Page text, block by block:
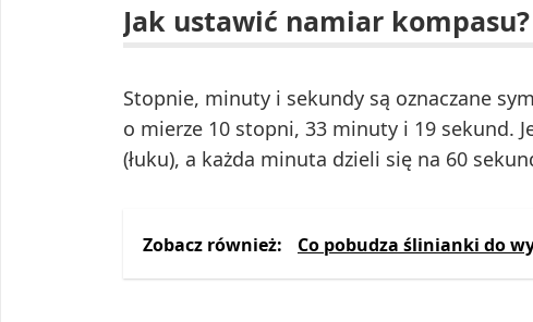
Jak ustawić namiar kompasu?
Stopnie, minuty i sekundy są oznaczane
o mierze 10 stopni, 33 minuty i 19 sekund.
(łuku), a każda minuta dzieli się na 60
Zobacz również: Co pobudza ślinianki do